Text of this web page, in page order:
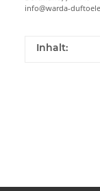
info@warda-
Inhalt: